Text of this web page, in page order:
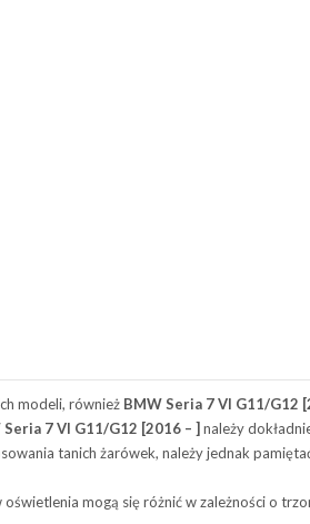
modeli, również BMW Seria 7 VI G11/G12
Seria 7 VI G11/G12 [2016 – ] należy
tanich żarówek, należy jednak
mogą się różnić w zależności o